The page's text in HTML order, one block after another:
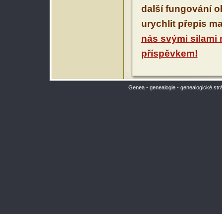
další fungování
urychlit přepis
nás svými silami
příspěvkem!
Genea - genealogie - genealogické